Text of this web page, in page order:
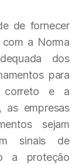
de fornecer
a Norma
dos
para
correto e a
as empresas
sejam
sinais de
a proteção